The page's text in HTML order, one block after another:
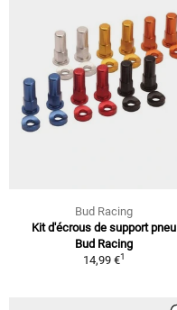
Bud Racing
Kit d'écrous de support pneu
Bud Racing
14,99 €1